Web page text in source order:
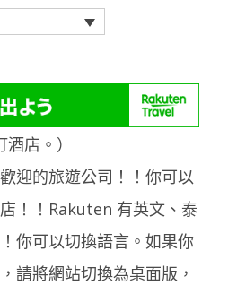
店。）
迎的旅遊公司！！你可以
！！Rakuten 有英文、泰
你可以切換語言。如果你
請將網站切換為桌面版，